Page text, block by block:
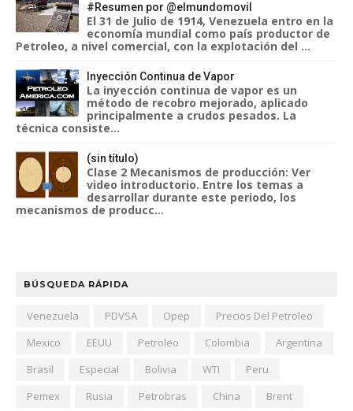
#Resumen por @elmundomovil
El 31 de Julio de 1914, Venezuela entro en la
economía mundial como país productor de
Petroleo, a nivel comercial, con la explotación del ...
Inyección Continua de Vapor
La inyección continua de vapor es un
método de recobro mejorado, aplicado
principalmente a crudos pesados. La
técnica consiste...
(sin título)
Clase 2 Mecanismos de producción: Ver
video introductorio. Entre los temas a
desarrollar durante este periodo, los
mecanismos de producc...
BÚSQUEDA RÁPIDA
Venezuela PDVSA Opep
Precios Del Petroleo
Mexico
EEUU Petroleo Colombia
Argentina
Brasil
Especial Bolivia WTI
Peru
Pemex
Rusia Petrobras China
Brent